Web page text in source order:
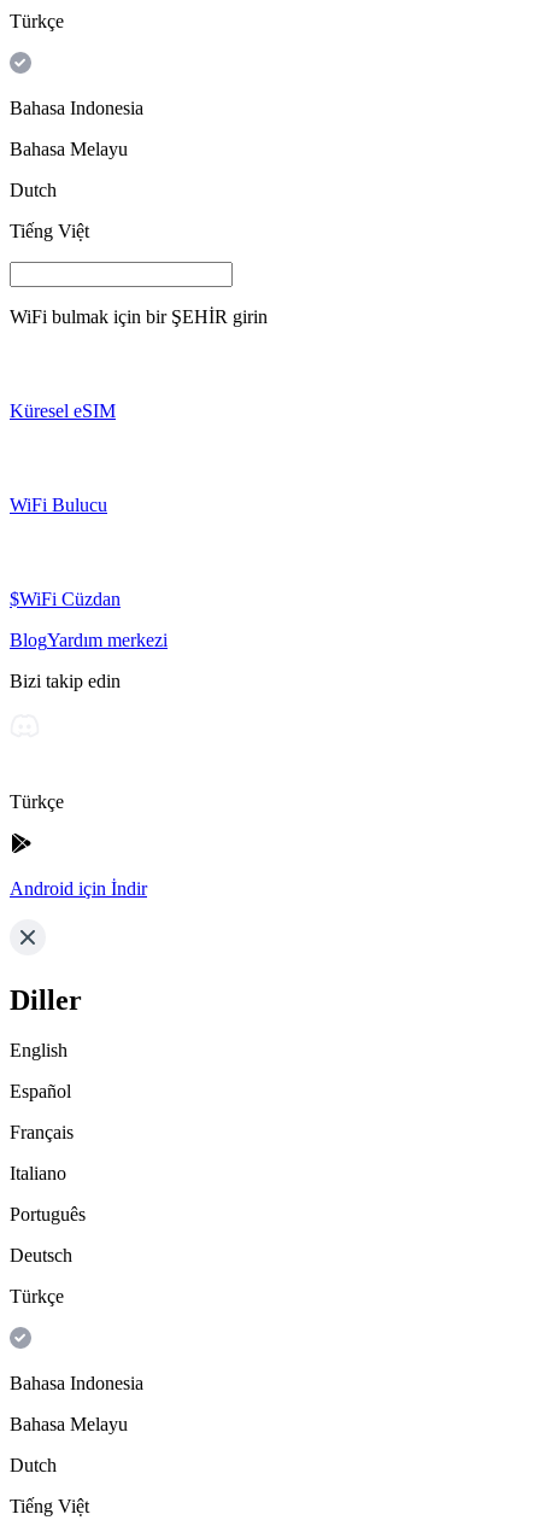
Türkçe
Bahasa Indonesia
Bahasa Melayu
Dutch
Tiếng Việt
WiFi bulmak için bir ŞEHİR girin
Küresel eSIM
WiFi Bulucu
$WiFi Cüzdan
BlogYardım merkezi
Bizi takip edin
Türkçe
Android için İndir
Diller
English
Español
Français
Italiano
Português
Deutsch
Türkçe
Bahasa Indonesia
Bahasa Melayu
Dutch
Tiếng Việt